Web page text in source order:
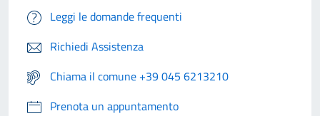
Leggi le domande frequenti
Richiedi Assistenza
Chiama il comune +39 045 6213210
Prenota un appuntamento